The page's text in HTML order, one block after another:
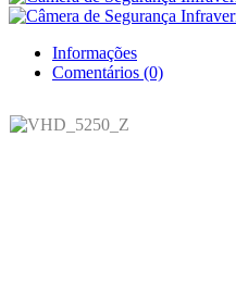
Informações
Comentários (0)